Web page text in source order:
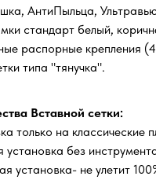
АнтиПыльца,
стандарт белый,
распорные крепления
типа "тянучка".
Вставной сетки:
только на
установка без
установка- не улетит